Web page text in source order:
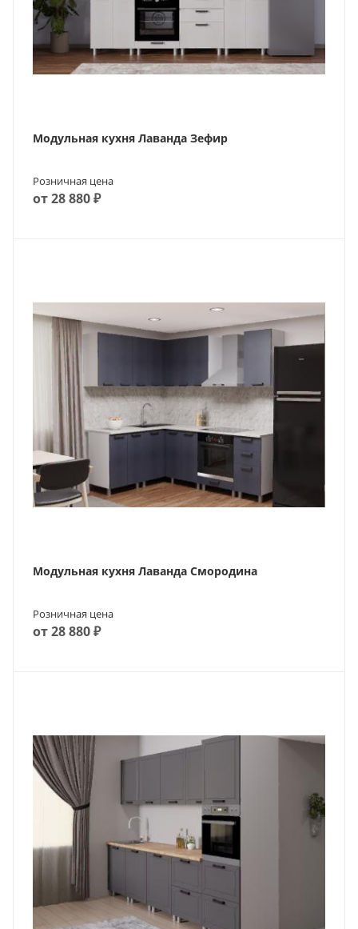
Модульная кухня Лаванда Зефир
Розничная цена
от 28 880 ₽
Модульная кухня Лаванда Смородина
Розничная цена
от 28 880 ₽